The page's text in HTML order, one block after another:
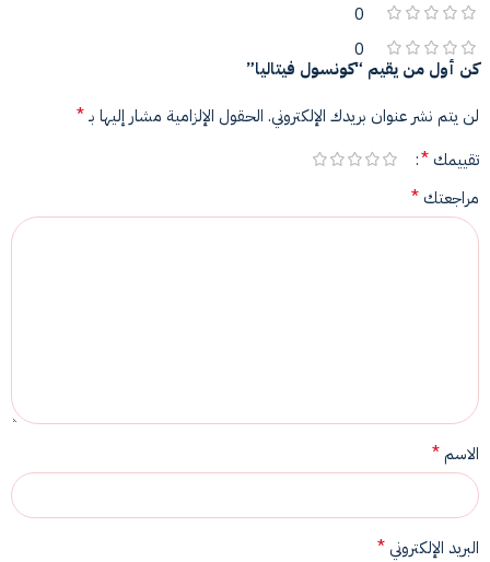
0
0
كن أول من يقيم “كونسول فيتاليا”
لن يتم نشر عنوان بريدك الإلكتروني. الحقول الإلزامية مشار إليها بـ*
تقييمك *
مراجعتك *
الاسم*
البريد الإلكتروني *